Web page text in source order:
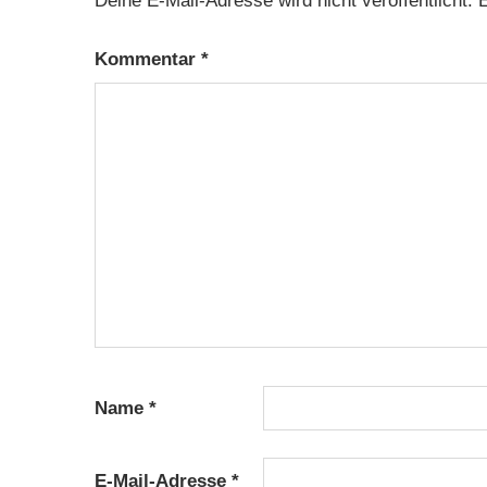
Kommentar *
Name *
E-Mail-Adresse *